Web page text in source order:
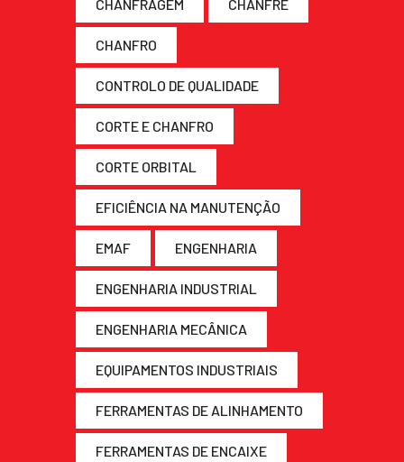
CHANFRAGEM CHANFRE
CHANFRO
CONTROLO DE QUALIDADE
CORTE E CHANFRO
CORTE ORBITAL
EFICIÊNCIA NA MANUTENÇÃO
EMAF ENGENHARIA
ENGENHARIA INDUSTRIAL
ENGENHARIA MECÂNICA
EQUIPAMENTOS INDUSTRIAIS
FERRAMENTAS DE ALINHAMENTO
FERRAMENTAS DE ENCAIXE